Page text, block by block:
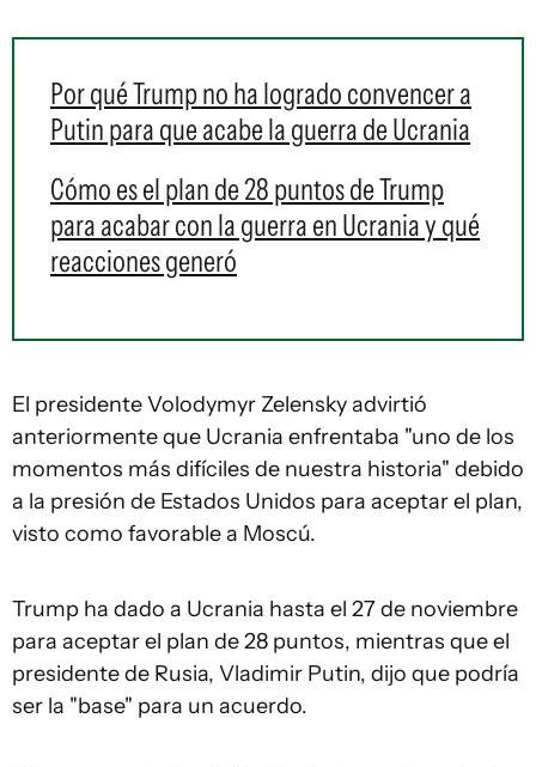
Por qué Trump no ha logrado convencer a
Putin para que acabe la guerra de Ucrania
Cómo es el plan de 28 puntos de Trump
para acabar con la guerra en Ucrania y qué
reacciones generó
El presidente Volodymyr Zelensky advirtió
anteriormente que Ucrania enfrentaba "uno de los
momentos más difíciles de nuestra historia" debido
a la presión de Estados Unidos para aceptar el plan,
visto como favorable a Moscú.
Trump ha dado a Ucrania hasta el 27 de noviembre
para aceptar el plan de 28 puntos, mientras que el
presidente de Rusia, Vladimir Putin, dijo que podría
ser la "base" para un acuerdo.